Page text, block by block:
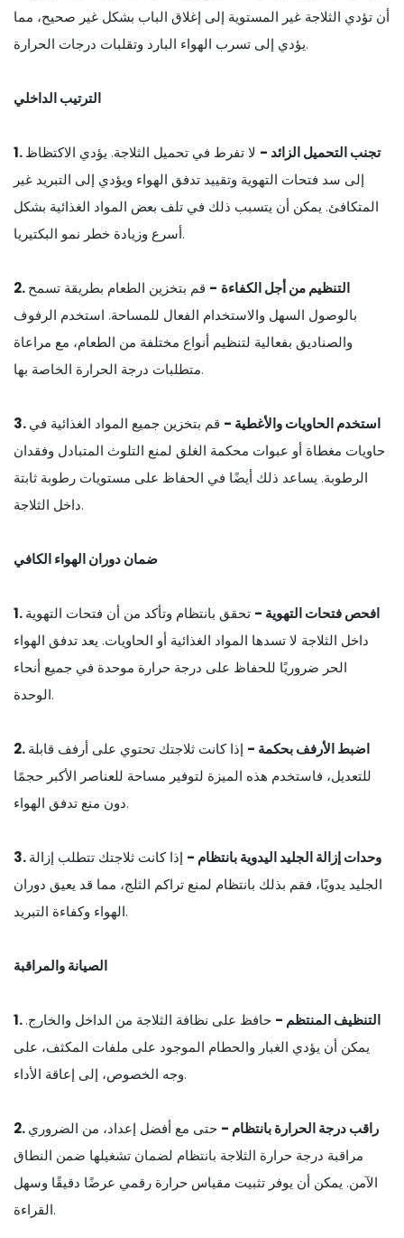
أن تؤدي الثلاجة غير المستوية إلى إغلاق الباب بشكل غير صحيح، مما
يؤدي إلى تسرب الهواء البارد وتقلبات درجات الحرارة.
الترتيب الداخلي
1. تجنب التحميل الزائد - لا تفرط في تحميل الثلاجة. يؤدي الاكتظاظ
إلى سد فتحات التهوية وتقييد تدفق الهواء ويؤدي إلى التبريد غير
المتكافئ. يمكن أن يتسبب ذلك في تلف بعض المواد الغذائية بشكل
أسرع وزيادة خطر نمو البكتيريا.
2. التنظيم من أجل الكفاءة - قم بتخزين الطعام بطريقة تسمح
بالوصول السهل والاستخدام الفعال للمساحة. استخدم الرفوف
والصناديق بفعالية لتنظيم أنواع مختلفة من الطعام، مع مراعاة
متطلبات درجة الحرارة الخاصة بها.
3. استخدم الحاويات والأغطية - قم بتخزين جميع المواد الغذائية في
حاويات مغطاة أو عبوات محكمة الغلق لمنع التلوث المتبادل وفقدان
الرطوبة. يساعد ذلك أيضًا في الحفاظ على مستويات رطوبة ثابتة
داخل الثلاجة.
ضمان دوران الهواء الكافي
1. افحص فتحات التهوية - تحقق بانتظام وتأكد من أن فتحات التهوية
داخل الثلاجة لا تسدها المواد الغذائية أو الحاويات. يعد تدفق الهواء
الحر ضروريًا للحفاظ على درجة حرارة موحدة في جميع أنحاء
الوحدة.
2. اضبط الأرفف بحكمة - إذا كانت ثلاجتك تحتوي على أرفف قابلة
للتعديل، فاستخدم هذه الميزة لتوفير مساحة للعناصر الأكبر حجمًا
دون منع تدفق الهواء.
3. وحدات إزالة الجليد اليدوية بانتظام - إذا كانت ثلاجتك تتطلب إزالة
الجليد يدويًا، فقم بذلك بانتظام لمنع تراكم الثلج، مما قد يعيق دوران
الهواء وكفاءة التبريد.
الصيانة والمراقبة
1. التنظيف المنتظم - حافظ على نظافة الثلاجة من الداخل والخارج.
يمكن أن يؤدي الغبار والحطام الموجود على ملفات المكثف، على
وجه الخصوص، إلى إعاقة الأداء.
2. راقب درجة الحرارة بانتظام - حتى مع أفضل إعداد، من الضروري
مراقبة درجة حرارة الثلاجة بانتظام لضمان تشغيلها ضمن النطاق
الآمن. يمكن أن يوفر تثبيت مقياس حرارة رقمي عرضًا دقيقًا وسهل
القراءة.